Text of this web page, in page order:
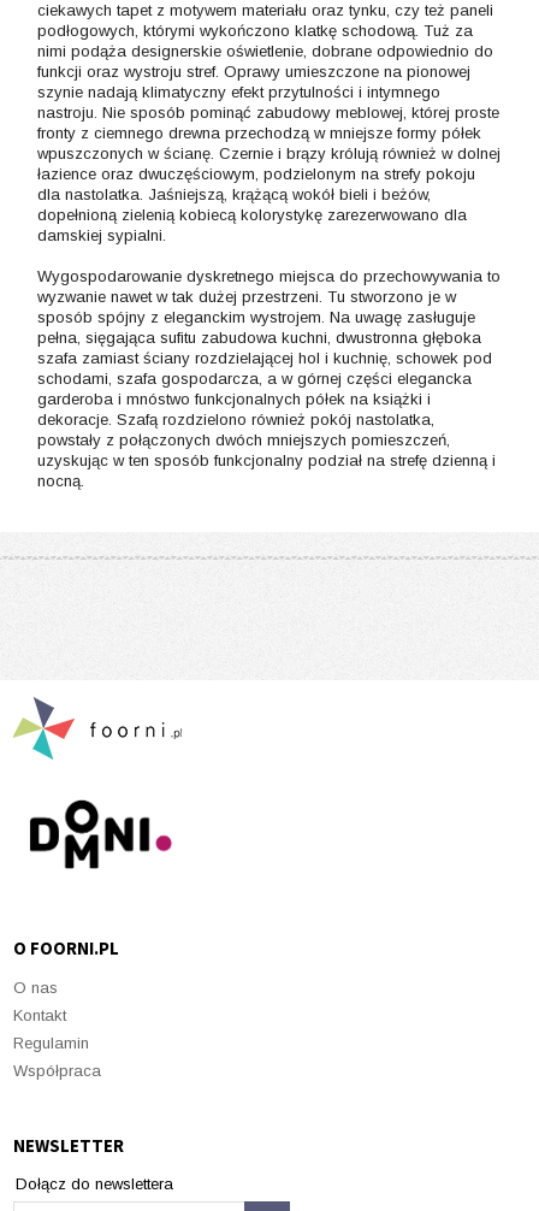
ciekawych tapet z motywem materiału oraz tynku, czy też paneli
podłogowych, którymi wykończono klatkę schodową. Tuż za
nimi podąża designerskie oświetlenie, dobrane odpowiednio do
funkcji oraz wystroju stref. Oprawy umieszczone na pionowej
szynie nadają klimatyczny efekt przytulności i intymnego
nastroju. Nie sposób pominąć zabudowy meblowej, której proste
fronty z ciemnego drewna przechodzą w mniejsze formy półek
wpuszczonych w ścianę. Czernie i brązy królują również w dolnej
łazience oraz dwuczęściowym, podzielonym na strefy pokoju
dla nastolatka. Jaśniejszą, krążącą wokół bieli i beżów,
dopełnioną zielenią kobiecą kolorystykę zarezerwowano dla
damskiej sypialni.
Wygospodarowanie dyskretnego miejsca do przechowywania to
wyzwanie nawet w tak dużej przestrzeni. Tu stworzono je w
sposób spójny z eleganckim wystrojem. Na uwagę zasługuje
pełna, sięgająca sufitu zabudowa kuchni, dwustronna głęboka
szafa zamiast ściany rozdzielającej hol i kuchnię, schowek pod
schodami, szafa gospodarcza, a w górnej części elegancka
garderoba i mnóstwo funkcjonalnych półek na książki i
dekoracje. Szafą rozdzielono również pokój nastolatka,
powstały z połączonych dwóch mniejszych pomieszczeń,
uzyskując w ten sposób funkcjonalny podział na strefę dzienną i
nocną.
O FOORNI.PL
O nas
Kontakt
Regulamin
Współpraca
NEWSLETTER
Dołącz do newslettera